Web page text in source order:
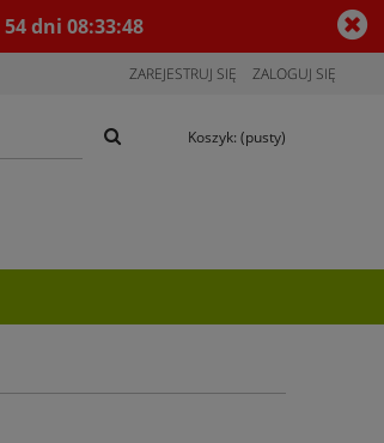
54dni08:33:48
ZAREJESTRUJ SIĘ ZALOGUJ SIĘ
Koszyk: (pusty)